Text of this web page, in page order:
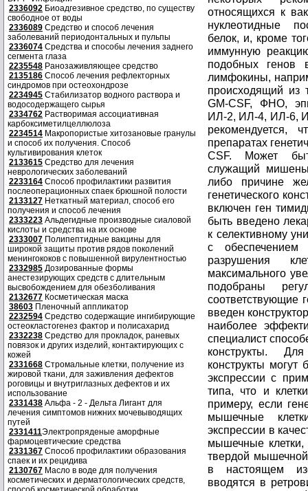
2336092 Биоадгезивное средство, по существу
свободное от воды
2336089 Средство и способ лечения
заболеваний периодонтальных и пульпы
2336074 Средства и способы лечения заднего
сегмента глаза
2235548 Ранозаживляющее средство
2135186 Способ лечения рефлекторных
синдромов при остеохондрозе
2234945 Стабилизатор водного раствора и
водосодержащего сырья
2334762 Растворимая ассоциативная
карбоксиметилцеллюлоза
2234514 Макропористые хитозановые гранулы
и способ их получения. Способ
культивирования клеток
2133615 Средство для лечения
неврологических заболеваний
2233164 Способ профилактики развития
послеоперационных спаек брюшной полости
2133127 Неткатный материал, способ его
получения и способ лечения
2333223 Альдегидные производные сиаловой
кислоты и средства на их основе
2333007 Полипептидные вакцины для
широкой защиты против рядов поколений
менингококов с повышенной вирулентностью
2332985 Дозированные формы
анестезирующих средств с длительным
высвобождением для обезболивания
2132677 Косметическая маска
38603 Пленочный аппликатор
2232594 Средство содержащие ингибирующие
остеокластогенез фактор и полисахарид
2332238 Средство для прокладок, раневых
повязок и других изделий, контактирующих с
кожей
2331668 Стромальные клетки, получение из
жировой ткани, для заживления дефектов
роговицы и внутриглазных дефектов и их
использование
2331438 Альфа - 2 - Дельта Лигант для
лечения симптомов нижних мочевыводящих
путей
2331411Электропряденые аморфные
фармоцевтические средства
2331367 Способ профилактики образования
спаек и их рецидива
2130767 Масло в воде для получения
косметических и дерматологических средств,